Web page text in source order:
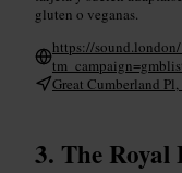
gluten o veganas.
https://
Great Cumberland
The Royal